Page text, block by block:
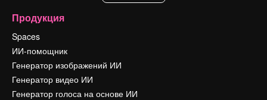
Продукция
Spaces
ИИ-помощник
Генератор изображений ИИ
Генератор видео ИИ
Генератор голоса на основе ИИ